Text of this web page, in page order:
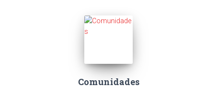
Comunidades